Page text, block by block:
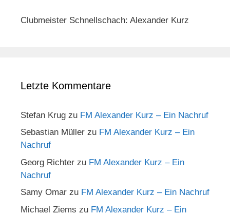
Clubmeister Schnellschach: Alexander Kurz
Letzte Kommentare
Stefan Krug zu FM Alexander Kurz – Ein Nachruf
Sebastian Müller zu FM Alexander Kurz – Ein
Nachruf
Georg Richter zu FM Alexander Kurz – Ein
Nachruf
Samy Omar zu FM Alexander Kurz – Ein Nachruf
Michael Ziems zu FM Alexander Kurz – Ein